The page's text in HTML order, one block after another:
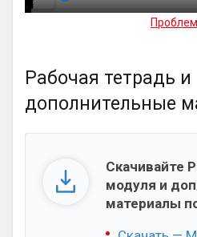
Рабочая тетрадь и
дополнительные
Скачивайте
модуля и
материалы